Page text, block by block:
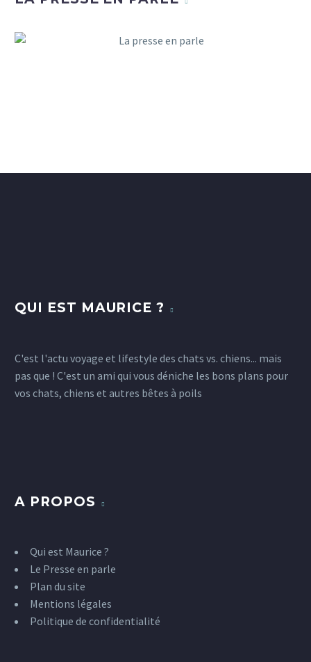
QUI EST MAURICE ?
C'est l'actu voyage et lifestyle des chats vs. chiens... mais
pas que ! C'est un ami qui vous déniche les bons plans pour
vos chats, chiens et autres bêtes à poils
A PROPOS
Qui est Maurice ?
Le Presse en parle
Plan du site
Mentions légales
Politique de confidentialité